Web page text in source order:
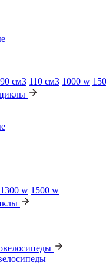
90 см3 110 см3 1000 w
1300 w 1500 w